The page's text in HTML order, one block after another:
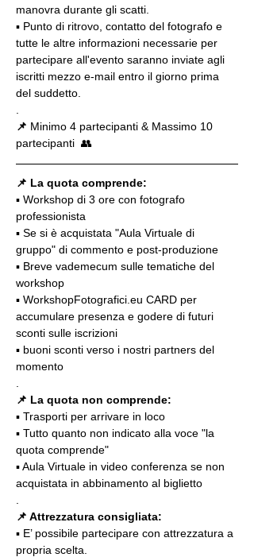
manovra durante gli scatti.
▪️ Punto di ritrovo, contatto del fotografo e
tutte le altre informazioni necessarie per
partecipare all'evento saranno inviate agli
iscritti mezzo e-mail entro il giorno prima
del suddetto.
📌 Minimo 4 partecipanti & Massimo 10
partecipanti  👥
📌 La quota comprende:
▪️ Workshop di 3 ore con fotografo
professionista
▪️ Se si è acquistata "Aula Virtuale di
gruppo" di commento e post-produzione
▪️ Breve vademecum sulle tematiche del
workshop
▪️ WorkshopFotografici.eu CARD per
accumulare presenza e godere di futuri
sconti sulle iscrizioni
▪️ buoni sconti verso i nostri partners del
momento
📌 La quota non comprende:
▪️ Trasporti per arrivare in loco
▪️ Tutto quanto non indicato alla voce "la
quota comprende"
▪️ Aula Virtuale in video conferenza se non
acquistata in abbinamento al biglietto
📌 Attrezzatura consigliata:
▪️ E’ possibile partecipare con attrezzatura a
propria scelta.